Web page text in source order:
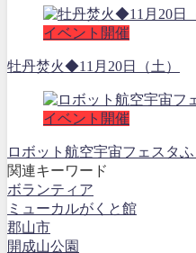
イベント開催
牡丹焚火◆11月20日（土）
イベント開催
ロボット航空宇宙フェスタ
関連キーワード
ボランティア
ミューカルがくと館
郡山市
開成山公園